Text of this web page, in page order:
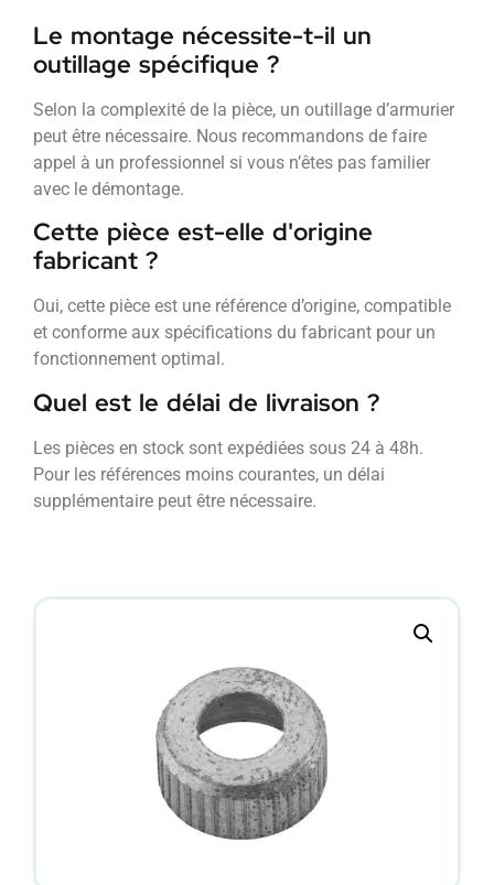
Le montage nécessite-t-il un
outillage spécifique ?
Selon la complexité de la pièce, un outillage d’armurier
peut être nécessaire. Nous recommandons de faire
appel à un professionnel si vous n’êtes pas familier
avec le démontage.
Cette pièce est-elle d'origine
fabricant ?
Oui, cette pièce est une référence d’origine, compatible
et conforme aux spécifications du fabricant pour un
fonctionnement optimal.
Quel est le délai de livraison ?
Les pièces en stock sont expédiées sous 24 à 48h.
Pour les références moins courantes, un délai
supplémentaire peut être nécessaire.